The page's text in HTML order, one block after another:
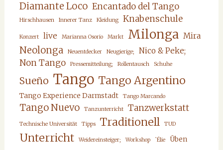
Diamante Loco Encantado del Tango
Hirschhausen Innerer Tanz Kleidung Knabenschule
Konzert live Marianna Osorio Markt Milonga Mira
Neolonga Neuentdecker Neugierige; Nico & Peke;
Non Tango Pressemitteilung; Rollentausch Schuhe
Sueño Tango Tango Argentino
Tango Experience Darmstadt Tango Marcando
Tango Nuevo Tanzunterricht Tanzwerkstatt
Technische Universität Tipps Traditionell TUD
Unterricht Weidereinsteiger; Workshop `Élie Üben